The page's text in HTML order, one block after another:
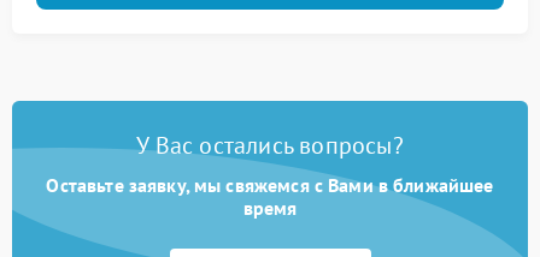
У Вас остались вопросы?
Оставьте заявку, мы свяжемся с Вами в ближайшее
время